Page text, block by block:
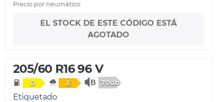
Precio por neumático
EL STOCK DE ESTE CÓDIGO ESTÁ
AGOTADO
205/60 R16 96 V
D E 70db
Etiquetado